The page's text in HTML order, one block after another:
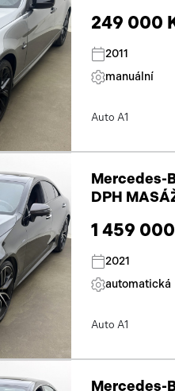
249 000
2011
manuální
Auto A1
Mercedes-
DPH
1 459
2021
automatická
Auto A1
Mercedes-